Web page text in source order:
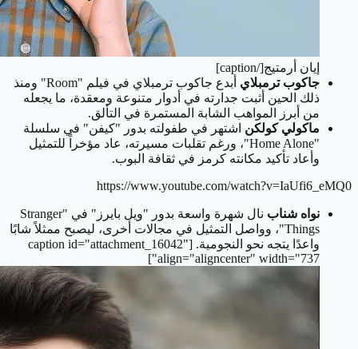
إيان أرمتيج[/caption]
جاكوب ترمبلاي
أبدع جاكوب ترمبلاي في فيلم "Room" ومنذ
ذلك الحين أثبت جدارته في أدوار متنوعة ومعقدة، ما يجعله
من أبرز المواهب الشابة المستمرة في التألق.
ماكولي كولكن اشتهر في طفولته بدور "كيفن" في سلسلة
"Home Alone"، ورغم تقلبات مسيرته، عاد مؤخراً للتمثيل
وأعاد تأكيد مكانته كرمز في ثقافة البوب.
https://www.youtube.com/watch?v=IaUfi6_eMQ0
نواه شناب
نال شهرة واسعة بدور "ويل بايرز" في "Stranger
Things"، وواصل التمثيل في مجالات أخرى، ليصبح ممثلاً شابًا
واعدًا يتجه نحو النجومية.
[caption id="attachment_16042"
align="aligncenter" width="737"]